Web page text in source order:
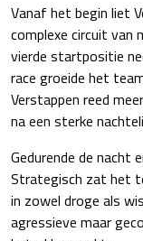
Vanaf het begin liet
complexe circuit van
vierde startpositie
race groeide het
Verstappen reed
na een sterke
Gedurende de nacht
Strategisch zat het
in zowel droge als
agressieve maar